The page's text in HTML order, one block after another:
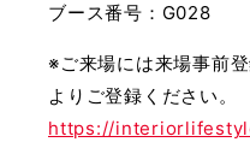
ブース番号：G028
※ご来場には来場事前
よりご登録ください。
https://